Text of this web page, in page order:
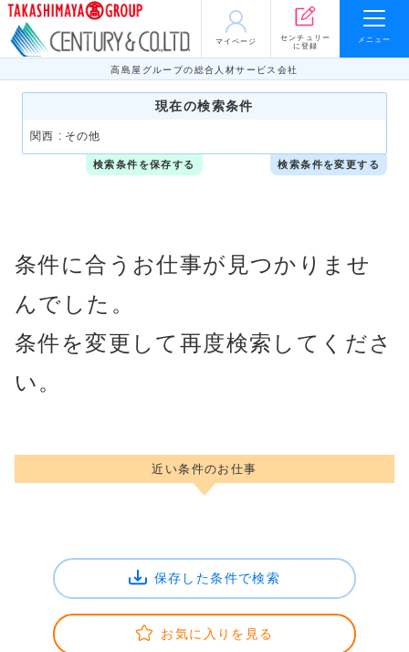
マイページ
センチュリー
に登録
メニュー
高島屋グループの総合人材サービス会社
現在の検索条件
関西 : その他
検索条件を変更する
検索条件を保存する
条件に合うお仕事が見つかりませ
んでした。
条件を変更して再度検索してくださ
い。
近い条件のお仕事
保存した条件で検索
お気に入りを見る